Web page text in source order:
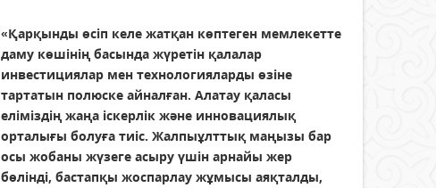
«Қарқынды өсіп келе жатқан көптеген мемлекетте
даму көшінің басында жүретін қалалар
инвестициялар мен технологияларды өзіне
тартатын полюске айналған. Алатау қаласы
еліміздің жаңа іскерлік және инновациялық
орталығы болуға тиіс. Жалпыұлттық маңызы бар
осы жобаны жүзеге асыру үшін арнайы жер
бөлінді, бастапқы жоспарлау жұмысы аяқталды,